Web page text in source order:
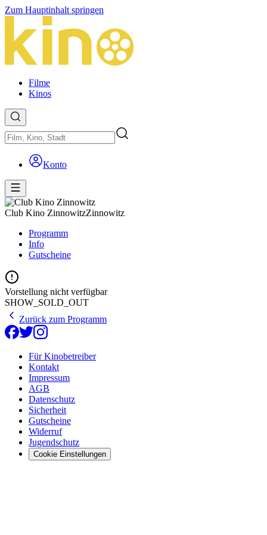
Zum Hauptinhalt springen
Filme
Kinos
Konto
Club Kino ZinnowitzZinnowitz
Programm
Info
Gutscheine
Vorstellung nicht verfügbar
SHOW_SOLD_OUT
Zurück zum Programm
Für Kinobetreiber
Kontakt
Impressum
AGB
Datenschutz
Sicherheit
Gutscheine
Widerruf
Jugendschutz
Cookie Einstellungen